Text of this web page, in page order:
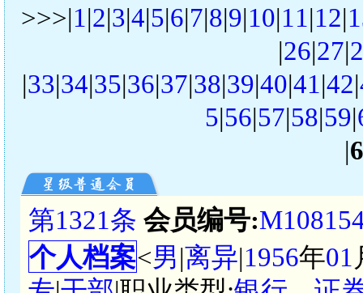
>>>|1|2|3|4|5|6|7|8|9|10|11|12|
|26|27|
|33|34|35|36|37|38|39|40|41|42|
5|56|57|58|59|
|
第1321条 会员编号:
个人档案<男|离异|1956年01